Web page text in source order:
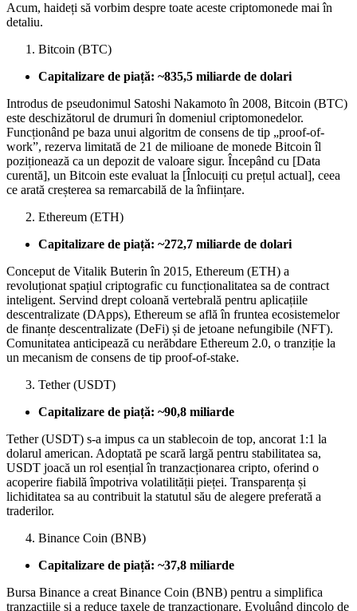
Acum, haideți să vorbim despre toate aceste criptomonede mai în
detaliu.
Bitcoin (BTC)
Capitalizare de piață: ~835,5 miliarde de dolari
Introdus de pseudonimul Satoshi Nakamoto în 2008, Bitcoin (BTC)
este deschizătorul de drumuri în domeniul criptomonedelor.
Funcționând pe baza unui algoritm de consens de tip „proof-of-
work”, rezerva limitată de 21 de milioane de monede Bitcoin îl
poziționează ca un depozit de valoare sigur. Începând cu [Data
curentă], un Bitcoin este evaluat la [Înlocuiți cu prețul actual], ceea
ce arată creșterea sa remarcabilă de la înființare.
Ethereum (ETH)
Capitalizare de piață: ~272,7 miliarde de dolari
Conceput de Vitalik Buterin în 2015, Ethereum (ETH) a
revoluționat spațiul criptografic cu funcționalitatea sa de contract
inteligent. Servind drept coloană vertebrală pentru aplicațiile
descentralizate (DApps), Ethereum se află în fruntea ecosistemelor
de finanțe descentralizate (DeFi) și de jetoane nefungibile (NFT).
Comunitatea anticipează cu nerăbdare Ethereum 2.0, o tranziție la
un mecanism de consens de tip proof-of-stake.
Tether (USDT)
Capitalizare de piață: ~90,8 miliarde
Tether (USDT) s-a impus ca un stablecoin de top, ancorat 1:1 la
dolarul american. Adoptată pe scară largă pentru stabilitatea sa,
USDT joacă un rol esențial în tranzacționarea cripto, oferind o
acoperire fiabilă împotriva volatilității pieței. Transparența și
lichiditatea sa au contribuit la statutul său de alegere preferată a
traderilor.
Binance Coin (BNB)
Capitalizare de piață: ~37,8 miliarde
Bursa Binance a creat Binance Coin (BNB) pentru a simplifica
tranzacțiile și a reduce taxele de tranzacționare. Evoluând dincolo de